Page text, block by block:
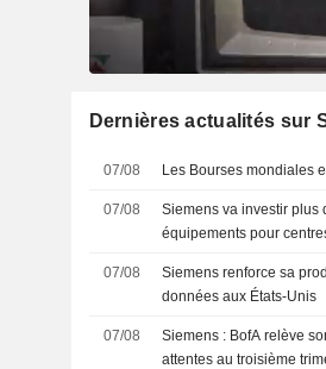
Dernières actualités sur
07/08 Les Bourses mondiales
07/08
Siemens va investir plus
équipements pour
07/08
Siemens renforce sa
données aux États-Unis
07/08
Siemens : BofA relève
attentes au troisième